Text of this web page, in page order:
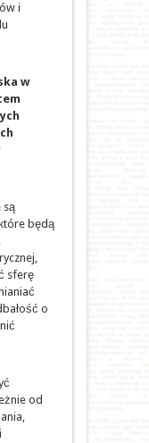
i
w
są
będą
sferę
o
od